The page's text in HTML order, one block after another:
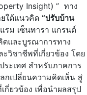
Insight) ” ทาง
ใต้แนวคิด “ปรับบ้าน
ม เซ็นทารา แกรนด์
ดและบูรณาการทาง
วิชาชีพที่เกี่ยวข้อง โดย
ระเทศ สำหรับภาคการ
กเปลี่ยนความคิดเห็น สู่
ยวข้อง เพื่อนำผลสรุป